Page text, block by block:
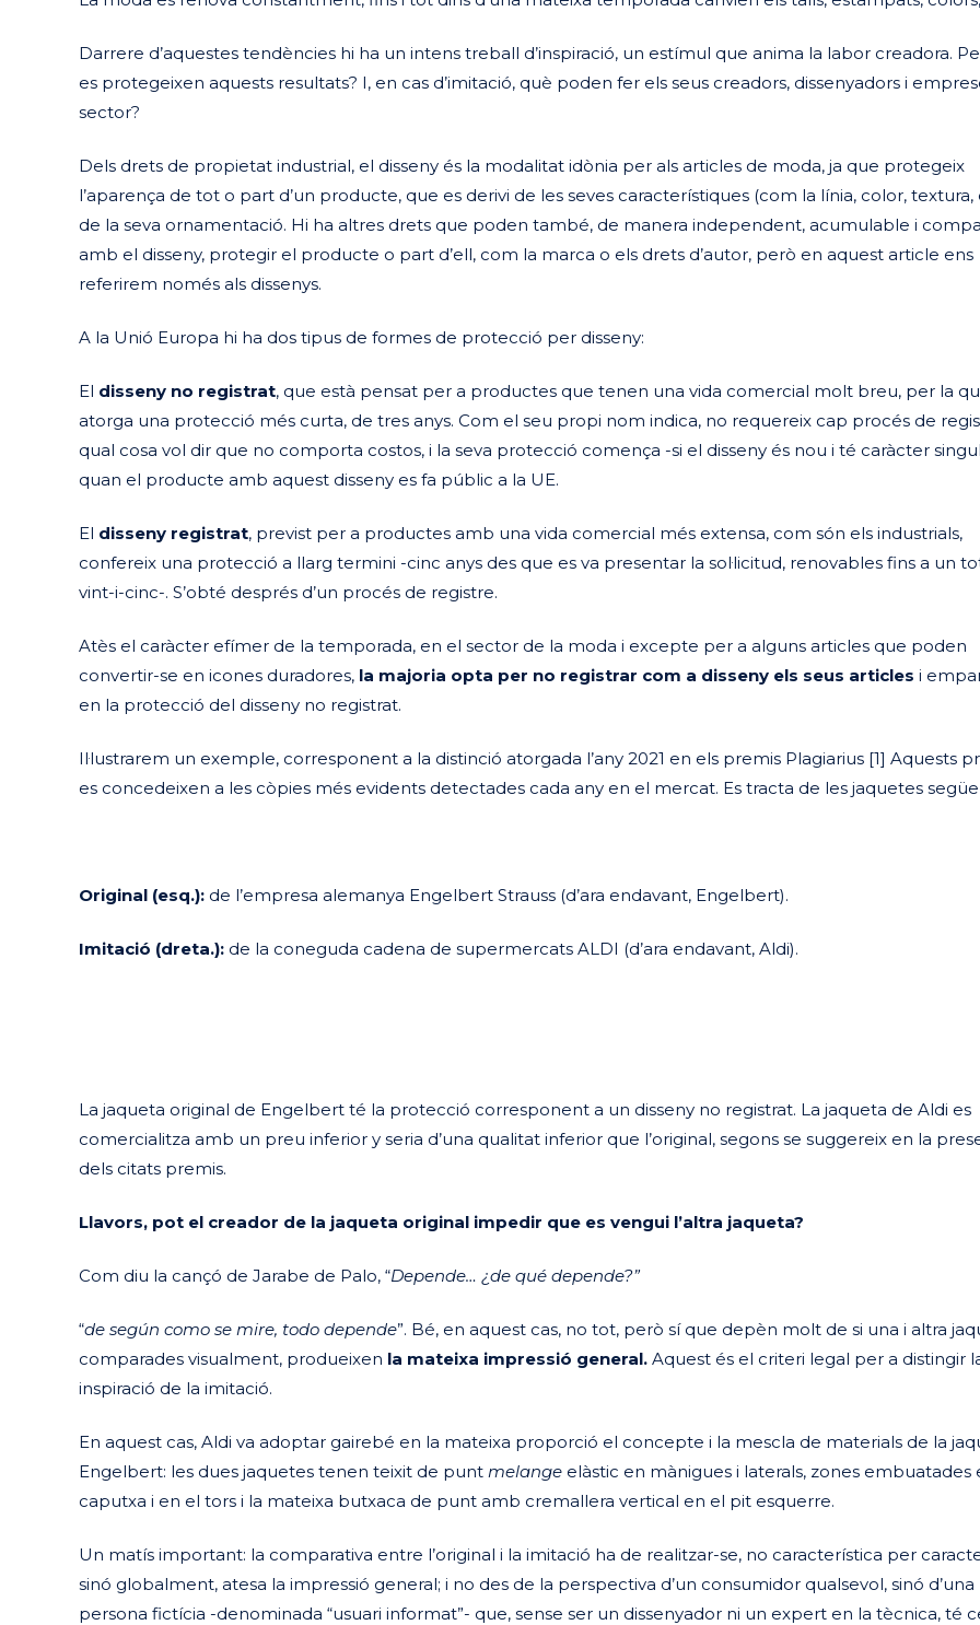
Darrere d’aquestes tendències hi ha un intens treball d’inspiració, un estímul que anima la labor creadora.
es protegeixen aquests resultats? I, en cas d’imitació, què poden fer els seus creadors, dissenyadors i
sector?
Dels drets de propietat industrial, el disseny és la modalitat idònia per als articles de moda, ja que protegeix
l’aparença de tot o part d’un producte, que es derivi de les seves característiques (com la línia, color, textura,
de la seva ornamentació. Hi ha altres drets que poden també, de manera independent, acumulable i
amb el disseny, protegir el producte o part d’ell, com la marca o els drets d’autor, però en aquest article ens
referirem només als dissenys.
A la Unió Europa hi ha dos tipus de formes de protecció per disseny:
El disseny no registrat, que està pensat per a productes que tenen una vida comercial molt breu, per la
atorga una protecció més curta, de tres anys. Com el seu propi nom indica, no requereix cap procés de
qual cosa vol dir que no comporta costos, i la seva protecció comença -si el disseny és nou i té caràcter
quan el producte amb aquest disseny es fa públic a la UE.
El disseny registrat, previst per a productes amb una vida comercial més extensa, com són els industrials,
confereix una protecció a llarg termini -cinc anys des que es va presentar la sol·licitud, renovables fins a un
vint-i-cinc-. S’obté després d’un procés de registre.
Atès el caràcter efímer de la temporada, en el sector de la moda i excepte per a alguns articles que poden
convertir-se en icones duradores, la majoria opta per no registrar com a disseny els seus articles i
en la protecció del disseny no registrat.
Il·lustrarem un exemple, corresponent a la distinció atorgada l’any 2021 en els premis Plagiarius [1] Aquests
es concedeixen a les còpies més evidents detectades cada any en el mercat. Es tracta de les jaquetes
Original (esq.): de l’empresa alemanya Engelbert Strauss (d’ara endavant, Engelbert).
Imitació (dreta.): de la coneguda cadena de supermercats ALDI (d’ara endavant, Aldi).
La jaqueta original de Engelbert té la protecció corresponent a un disseny no registrat. La jaqueta de Aldi es
comercialitza amb un preu inferior y seria d’una qualitat inferior que l’original, segons se suggereix en la
dels citats premis.
Llavors, pot el creador de la jaqueta original impedir que es vengui l’altra jaqueta?
Com diu la cançó de Jarabe de Palo, “Depende… ¿de qué depende?”
“de según como se mire, todo depende”. Bé, en aquest cas, no tot, però sí que depèn molt de si una i altra
comparades visualment, produeixen la mateixa impressió general. Aquest és el criteri legal per a distingir
inspiració de la imitació.
En aquest cas, Aldi va adoptar gairebé en la mateixa proporció el concepte i la mescla de materials de la
Engelbert: les dues jaquetes tenen teixit de punt melange elàstic en mànigues i laterals, zones embuatades
caputxa i en el tors i la mateixa butxaca de punt amb cremallera vertical en el pit esquerre.
Un matís important: la comparativa entre l’original i la imitació ha de realitzar-se, no característica per
sinó globalment, atesa la impressió general; i no des de la perspectiva d’un consumidor qualsevol, sinó d’una
persona fictícia -denominada “usuari informat”- que, sense ser un dissenyador ni un expert en la tècnica, té